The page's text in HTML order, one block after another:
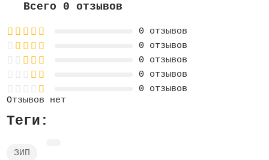
Всего 0 отзывов
0 отзывов
0 отзывов
0 отзывов
0 отзывов
0 отзывов
Отзывов нет
Теги:
ЗИП